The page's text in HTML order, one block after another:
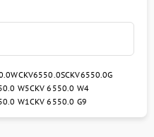
CKV6550.0SCKV6550.0G
W5CKV 6550.0 W4
W1CKV 6550.0 G9